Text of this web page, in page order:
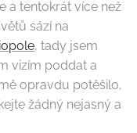
a tentokrát více než
sází na
, tady jsem
vizím poddat a
opravdu potěšilo,
žádný nejasný a